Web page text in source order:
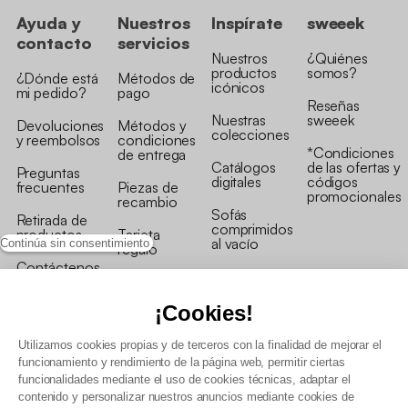
Continúa sin consentimiento
¡Cookies!
Utilizamos cookies propias y de terceros con la finalidad de mejorar el
funcionamiento y rendimiento de la página web, permitir ciertas
funcionalidades mediante el uso de cookies técnicas, adaptar el
contenido y personalizar nuestros anuncios mediante cookies de
Ayuda y
contacto
¿Dónde está
mi pedido?
Devoluciones
y reembolsos
Preguntas
frecuentes
Retirada de
productos
Contáctenos
Nuestros
servicios
Métodos de
pago
Métodos y
condiciones
de entrega
Piezas de
recambio
Tarjeta
regalo
Inspírate
Nuestros
productos
icónicos
Nuestras
colecciones
Catálogos
digitales
Sofás
comprimidos
al vacío
sweeek
¿Quiénes
somos?
Reseñas
sweeek
*Condiciones
de las ofertas y
códigos
promocionales